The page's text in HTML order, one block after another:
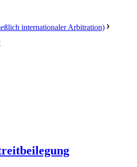
internationaler Arbitration)